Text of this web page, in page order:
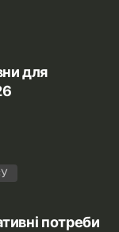
для
потреби